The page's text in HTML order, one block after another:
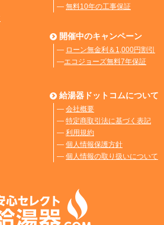
― 無料10年の工事保証
開催中のキャンペーン
― ローン無金利＆1,000円割引
―エコジョーズ無料7年保証
給湯器ドットコムについて
― 会社概要
― 特定商取引法に基づく表記
― 利用規約
― 個人情報保護方針
― 個人情報の取り扱いについて